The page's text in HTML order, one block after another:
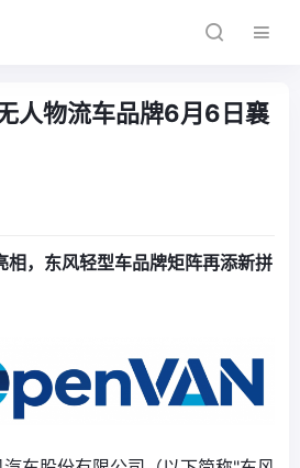
人物流车品牌6月6日襄
相，东风轻型车品牌矩阵再添新拼